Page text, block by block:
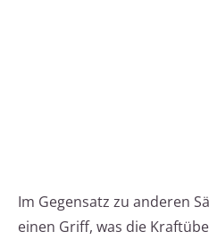
Im Gegensatz zu anderen
einen Griff, was die